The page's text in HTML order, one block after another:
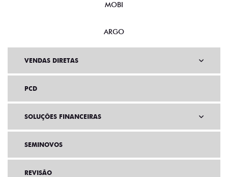
MOBI
ARGO
VENDAS DIRETAS
PCD
SOLUÇÕES FINANCEIRAS
SEMINOVOS
REVISÃO